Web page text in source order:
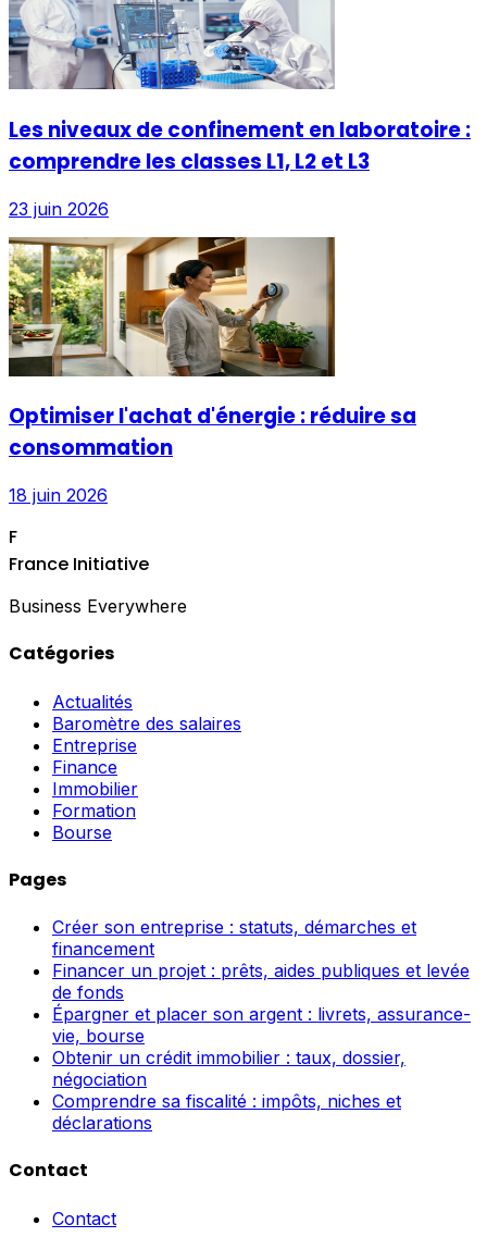
Les niveaux de confinement en laboratoire :
comprendre les classes L1, L2 et L3
23 juin 2026
Optimiser l'achat d'énergie : réduire sa
consommation
18 juin 2026
F
France Initiative
Business Everywhere
Catégories
Actualités
Baromètre des salaires
Entreprise
Finance
Immobilier
Formation
Bourse
Pages
Créer son entreprise : statuts, démarches et
financement
Financer un projet : prêts, aides publiques et levée
de fonds
Épargner et placer son argent : livrets, assurance-
vie, bourse
Obtenir un crédit immobilier : taux, dossier,
négociation
Comprendre sa fiscalité : impôts, niches et
déclarations
Contact
Contact